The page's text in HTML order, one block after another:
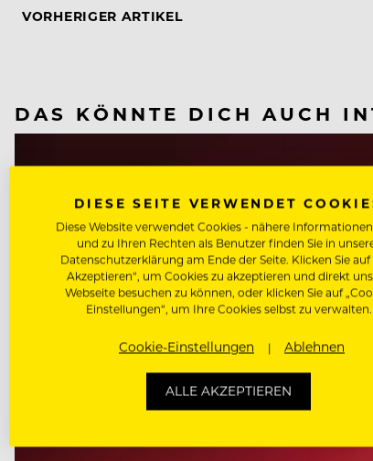
VORHERIGER ARTIKEL
DAS KÖNNTE DICH AUCH
DIESE SEITE VERWENDET
Diese Website verwendet Cookies - nähere
und zu Ihren Rechten als Benutzer finden Sie in
Datenschutzerklärung am Ende der Seite. Klicken Sie auf
Akzeptieren“, um Cookies zu akzeptieren und direkt
Webseite besuchen zu können, oder klicken Sie auf
Einstellungen“, um Ihre Cookies selbst zu verwalten.
Cookie-Einstellungen Ablehnen
ALLE AKZEPTIEREN